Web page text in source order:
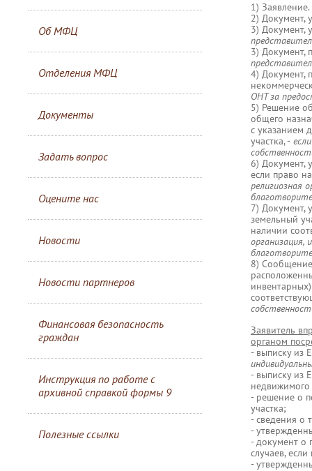
Об МФЦ
Отделения МФЦ
Документы
Задать вопрос
Оцените нас
Новости
Новости партнеров
Финансовая безопасность
граждан
Инструкция по работе с
архивной справкой формы 9
Полезные ссылки
1) Заявление.
2) Документ,
3) Документ,
3) Документ,
4) Документ,
ОНТ за
5) Решение
общего
с указанием
участка, -
6) Документ,
если право
религиозная
7) Документ,
земельный
наличии
организация,
8) Сообщение
Заявитель
органом
- выписку из
- выписку из
- решение о
участка;
- сведения о
-
- документ о
случаев,
-